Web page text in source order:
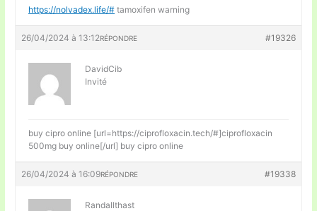
https://nolvadex.life/# tamoxifen warning
26/04/2024 à 13:12 #19326
RÉPONDRE
DavidCib
Invité
buy cipro online [url=https://ciprofloxacin.tech/#]ciprofloxacin
500mg buy online[/url] buy cipro online
26/04/2024 à 16:09 #19338
RÉPONDRE
Randallthast